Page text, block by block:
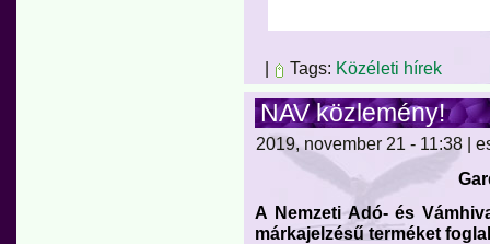
Tags: Közéleti hírek
NAV közlemény!
2019, november 21 - 11:38 |
A Nemzeti Adó- és
márkajelzésű terméket